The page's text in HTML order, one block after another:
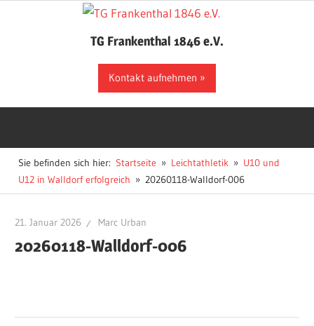
TG Frankenthal 1846 e.V.
Kontakt aufnehmen
Sie befinden sich hier: Startseite Leichtathletik
U10 und
U12 in Walldorf erfolgreich
20260118-Walldorf-006
21. Januar 2026 Marc Urban
20260118-Walldorf-006